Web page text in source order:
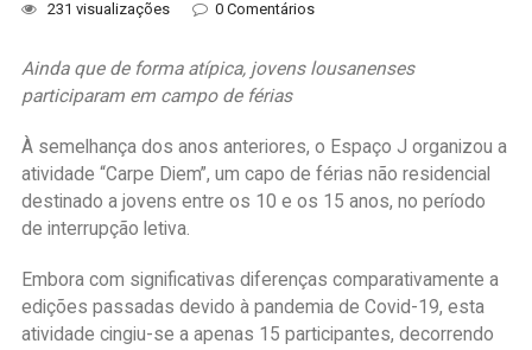
231 visualizações
0 Comentários
Ainda que de forma atípica, jovens lousanenses
participaram em campo de férias
À semelhança dos anos anteriores, o Espaço J organizou a
atividade “Carpe Diem”, um capo de férias não residencial
destinado a jovens entre os 10 e os 15 anos, no período
de interrupção letiva.
Embora com significativas diferenças comparativamente a
edições passadas devido à pandemia de Covid-19, esta
atividade cingiu-se a apenas 15 participantes, decorrendo